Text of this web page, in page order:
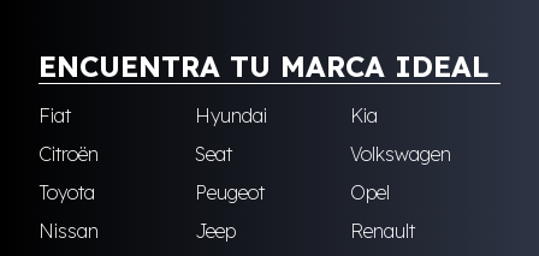
ENCUENTRA TU MARCA IDEAL
Fiat Hyundai
Kia
Citroën
Seat
Volkswagen
Toyota
Peugeot
Opel
Nissan
Jeep
Renault